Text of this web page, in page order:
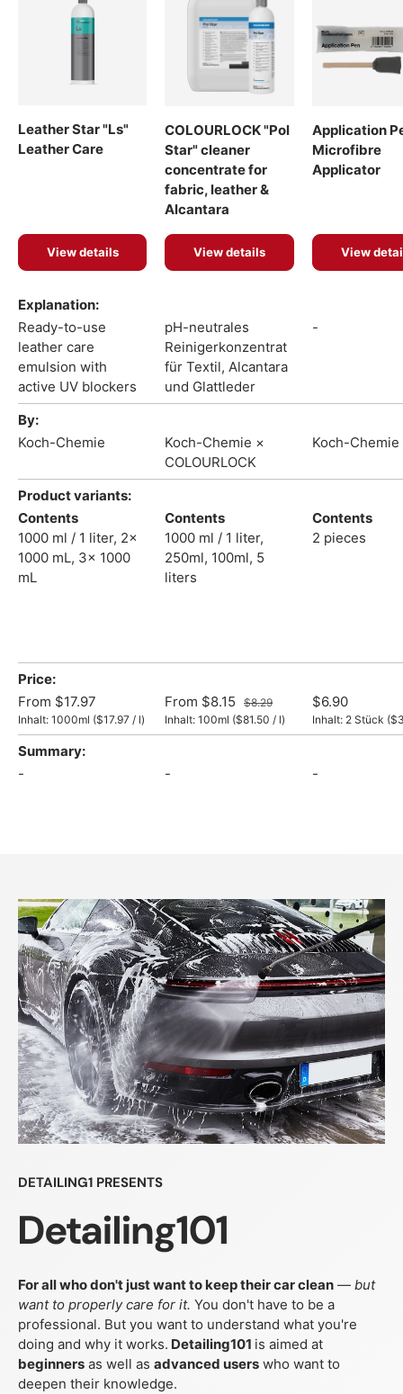
A table comparing the facets of 4 products
Leather Star "Ls"
Leather Care
View details
COLOURLOCK "Pol
Star" cleaner
concentrate for
fabric, leather &
Alcantara
View details
Application
Microfibre
Applicator
View
Explanation
Ready-to-use
leather care
emulsion with
active UV blockers
pH-neutrales
Reinigerkonzentrat
für Textil, Alcantara
und Glattleder
-
By
Koch-Chemie
Koch-Chemie ×
COLOURLOCK
Koch-Chemie
Product variants
Contents
1000 ml / 1 liter, 2x
1000 mL, 3x 1000
mL
Contents
1000 ml / 1 liter,
250ml, 100ml, 5
liters
Contents
2 pieces
Price
From $17.97
Inhalt: 1000ml Unit price
($17.97 / l)
From $8.15
$8.29
Inhalt: 100ml Unit price
($81.50 / l)
$6.90
Inhalt: 2 Stück (
Summary
-
- -
DETAILING1 PRESENTS
Detailing101
For all who don't just want to keep their car clean — but
want to properly care for it. You don't have to be a
professional. But you want to understand what you're
doing and why it works. Detailing101 is aimed at
beginners as well as advanced users who want to
deepen their knowledge.